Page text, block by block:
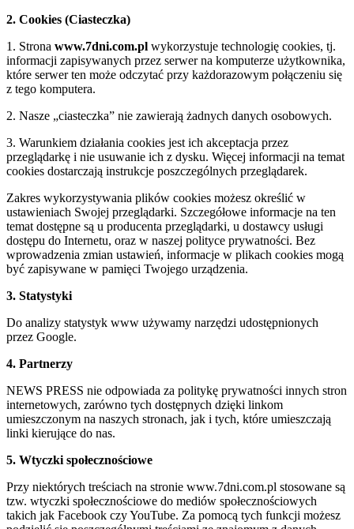
2. Cookies (Ciasteczka)
1. Strona www.7dni.com.pl wykorzystuje technologię cookies, tj.
informacji zapisywanych przez serwer na komputerze użytkownika,
które serwer ten może odczytać przy każdorazowym połączeniu się
z tego komputera.
2. Nasze „ciasteczka” nie zawierają żadnych danych osobowych.
3. Warunkiem działania cookies jest ich akceptacja przez
przeglądarkę i nie usuwanie ich z dysku. Więcej informacji na temat
cookies dostarczają instrukcje poszczególnych przeglądarek.
Zakres wykorzystywania plików cookies możesz określić w
ustawieniach Swojej przeglądarki. Szczegółowe informacje na ten
temat dostępne są u producenta przeglądarki, u dostawcy usługi
dostępu do Internetu, oraz w naszej polityce prywatności. Bez
wprowadzenia zmian ustawień, informacje w plikach cookies mogą
być zapisywane w pamięci Twojego urządzenia.
3. Statystyki
Do analizy statystyk www używamy narzędzi udostępnionych
przez Google.
4. Partnerzy
NEWS PRESS nie odpowiada za politykę prywatności innych stron
internetowych, zarówno tych dostępnych dzięki linkom
umieszczonym na naszych stronach, jak i tych, które umieszczają
linki kierujące do nas.
5. Wtyczki społecznościowe
Przy niektórych treściach na stronie www.7dni.com.pl stosowane są
tzw. wtyczki społecznościowe do mediów społecznościowych
takich jak Facebook czy YouTube. Za pomocą tych funkcji możesz